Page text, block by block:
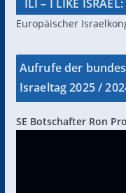
ILI – I LIKE ISRAEL:
Europäischer
Aufrufe der
Israeltag 2025 /
SE Botschafter Ron